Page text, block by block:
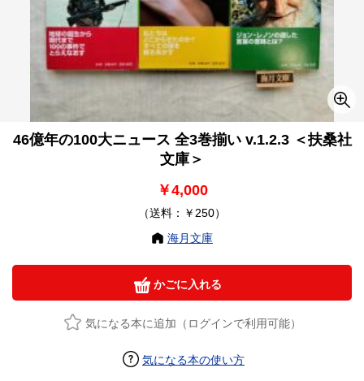
46億年の100大ニュース 全3巻揃い v.1.2.3 ＜扶桑社
文庫＞
￥4,000
（送料：￥250）
海月文庫
かごに入れる
気になる本に追加（ログインで利用可能）
気になる本の使い方